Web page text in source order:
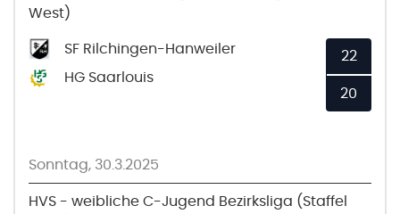
West)
SF Rilchingen-Hanweiler
HG Saarlouis
22
20
Sonntag, 30.3.2025
HVS - weibliche C-Jugend Bezirksliga (Staffel